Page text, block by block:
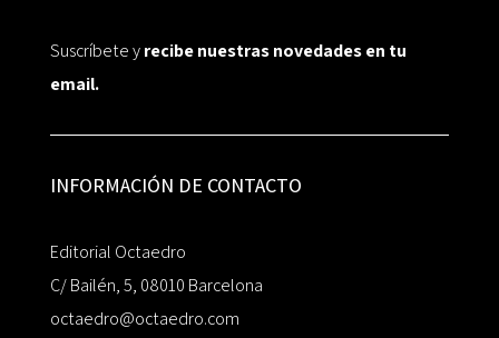
Suscríbete yrecibe nuestras novedades en tu
email.
INFORMACIÓN DE CONTACTO
Editorial Octaedro
C/ Bailén, 5, 08010 Barcelona
octaedro@octaedro.com